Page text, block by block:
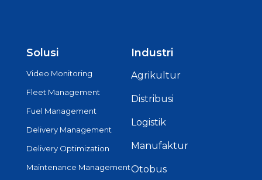
Solusi
Video Monitoring
Fleet Management
Fuel Management
Delivery Management
Delivery Optimization
Maintenance Management
Industri
Agrikultur
Distribusi
Logistik
Manufaktur
Otobus